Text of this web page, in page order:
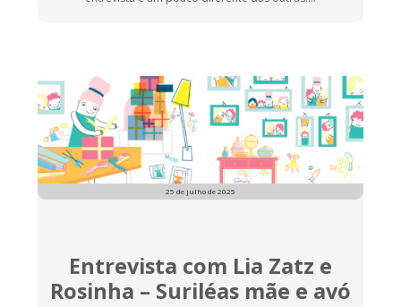
25 de julho de 2025
Entrevista com Lia Zatz e
Rosinha – Suriléas mãe e avó